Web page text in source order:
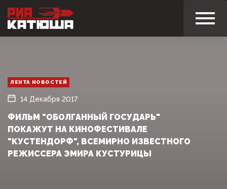
ЛЕНТА НОВОСТЕЙ
14 Декабря 2017
ФИЛЬМ "ОБОЛГАННЫЙ ГОСУДАРЬ"
ПОКАЖУТ НА КИНОФЕСТИВАЛЕ
"КУСТЕНДОРФ", ВСЕМИРНО ИЗВЕСТНОГО
РЕЖИССЕРА ЭМИРА КУСТУРИЦЫ